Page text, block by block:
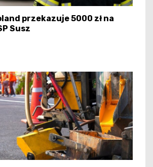
przekazuje 5000 zł na
Susz